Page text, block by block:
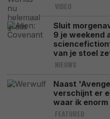
VIDEO
Sluit
9 je weekend
van je stoel
NIEUWS
Naast
verschijnt er
waar ik
FEATURED